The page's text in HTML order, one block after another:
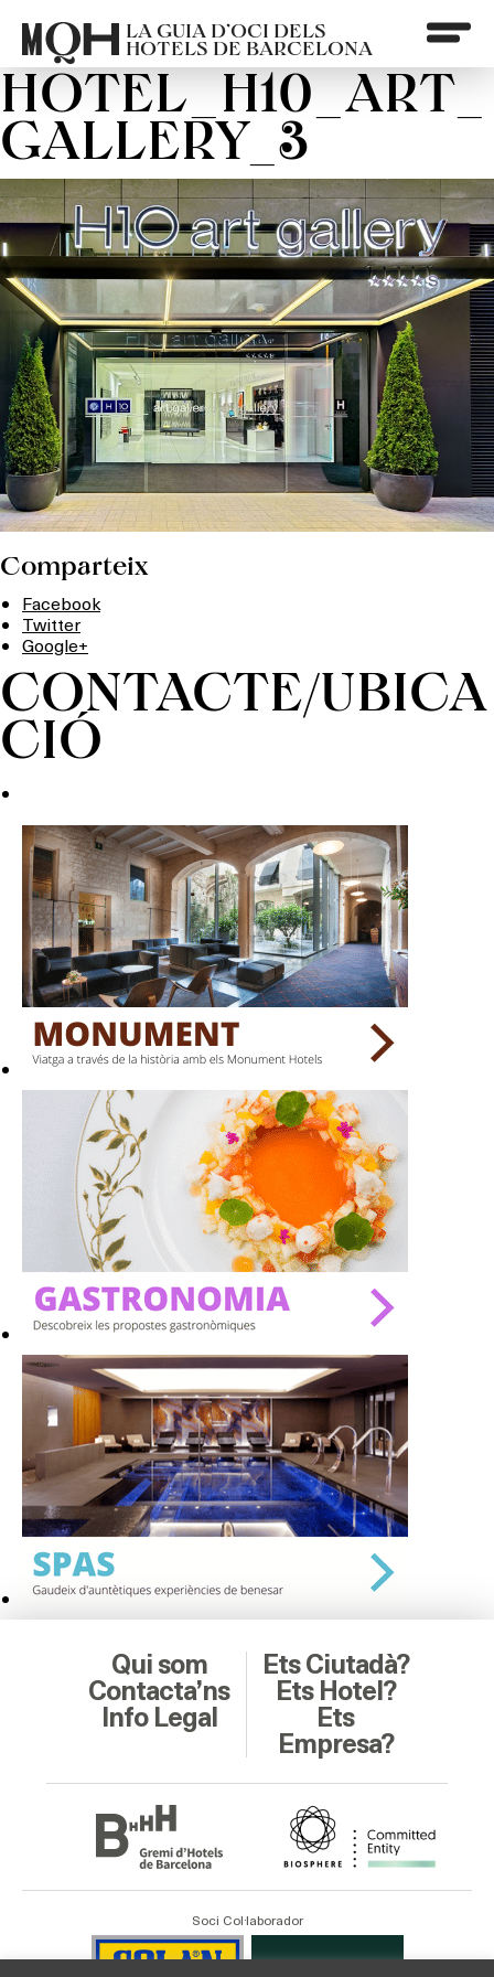
LA GUIA D’OCI DELS
HOTELS DE BARCELONA
Què vols fer?
HOTELS
TERRASSES
BARS
SPAS
RESTAURANTS
SALES
Activitats
On?
HOTEL_H10_ART_
GALLERY_3
Comparteix
Facebook
Twitter
Google+
CONTACTE/UBICA
CIÓ
Qui som
Contacta’ns
Info Legal
Ets Ciutadà?
Ets Hotel?
Ets
Empresa?
Soci Col·laborador